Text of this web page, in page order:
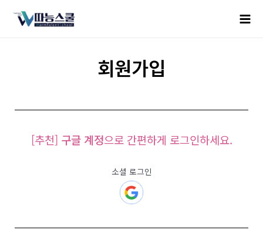
회원가입
[추천] 구글 계정으로 간편하게 로그인하세요.
소셜 로그인